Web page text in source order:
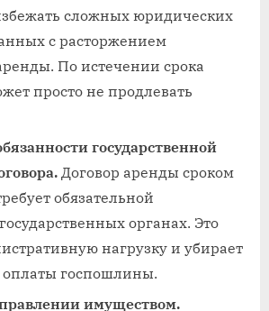
сложных юридических
с расторжением
По истечении срока
просто не продлевать
государственной
Договор аренды сроком
обязательной
органах. Это
нагрузку и убирает
оплаты госпошлины.
имуществом.